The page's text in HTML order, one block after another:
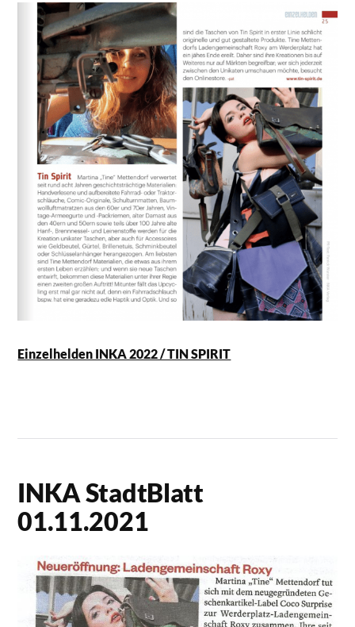
Einzelhelden INKA 2022 / TIN SPIRIT
INKA StadtBlatt
01.11.2021